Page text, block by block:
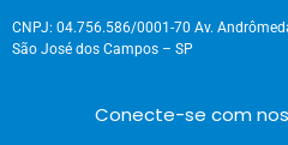
CNPJ: 04.756.586/0001-70 Av.
São José dos Campos – SP
Conecte-se com